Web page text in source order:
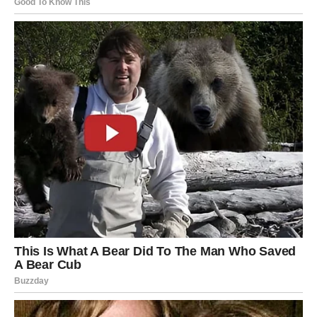
Ivas se u svom novinarstvu drži osnovnih principa:
informisanje, objašnjavanje i ostajanje veran istini. U
vremenu kada mediji često skreću u pravcu
senzacionalizma, Marko Ivas je primer novinara koji je
posvećen kvalitetu i etici. Iako se ne ističe kroz
kontroverze, već kroz ozbiljan pristup, Ivas je dokaz da
novinarstvo može i treba biti ozbiljan i odgovoran
poziv, a ne samo alat za privlačenje pažnje.
Na kraju, Ivas je dokaz da, i u savremenom medijskom
okruženju, postoji prostor za novinare koji veruju u istinu,
tačnost i profesionalnu etiku. On je simbol novinarstva
koji nije samo posvećen svojoj profesiji, već je i uzor za
buduće novinare koji žele da ostanu verni principima
objektivnosti i poštovanja činjenica. Za sve koji prate
njegov rad, Marko Ivas je uzor ozbiljnosti, posvećenosti i